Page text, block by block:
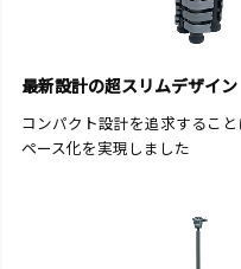
最新設計の超スリムデザイン
コンパクト設計を追求するこ
ペース化を実現しました